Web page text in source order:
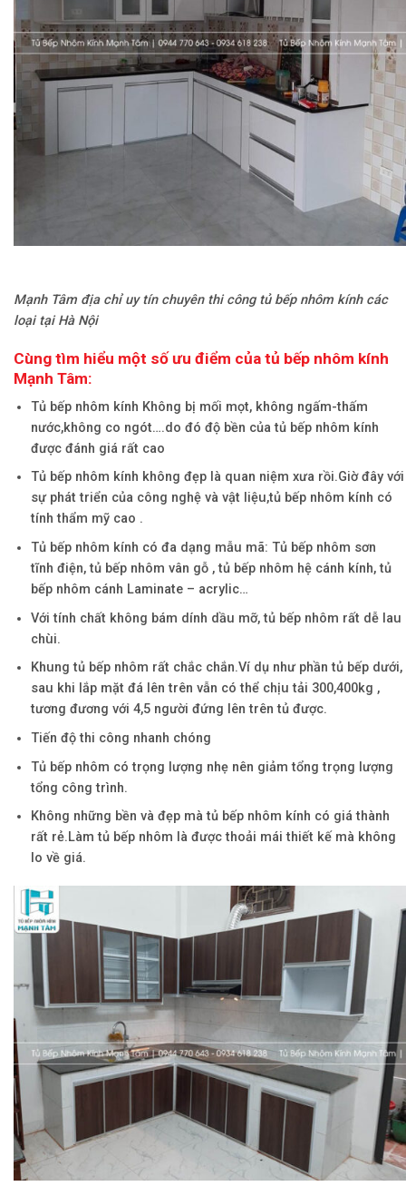
Mạnh Tâm địa chỉ uy tín chuyên thi công tủ bếp nhôm kính các
loại tại Hà Nội
Cùng tìm hiểu một số ưu điểm của tủ bếp nhôm kính
Mạnh Tâm:
Tủ bếp nhôm kính Không bị mối mọt, không ngấm-thấm
nước,không co ngót….do đó độ bền của tủ bếp nhôm kính
được đánh giá rất cao
Tủ bếp nhôm kính không đẹp là quan niệm xưa rồi.Giờ đây với
sự phát triển của công nghệ và vật liệu,tủ bếp nhôm kính có
tính thẩm mỹ cao .
Tủ bếp nhôm kính có đa dạng mẫu mã: Tủ bếp nhôm sơn
tĩnh điện, tủ bếp nhôm vân gỗ , tủ bếp nhôm hệ cánh kính, tủ
bếp nhôm cánh Laminate – acrylic…
Với tính chất không bám dính dầu mỡ, tủ bếp nhôm rất dễ lau
chùi.
Khung tủ bếp nhôm rất chắc chắn.Ví dụ như phần tủ bếp dưới,
sau khi lắp mặt đá lên trên vẫn có thể chịu tải 300,400kg ,
tương đương với 4,5 người đứng lên trên tủ được.
Tiến độ thi công nhanh chóng
Tủ bếp nhôm có trọng lượng nhẹ nên giảm tổng trọng lượng
tổng công trình.
Không những bền và đẹp mà tủ bếp nhôm kính có giá thành
rất rẻ.Làm tủ bếp nhôm là được thoải mái thiết kế mà không
lo về giá.